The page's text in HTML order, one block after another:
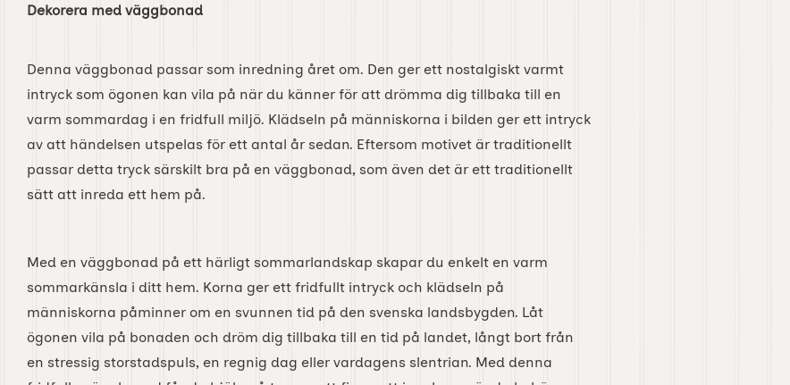
Dekorera med väggbonad
Denna väggbonad passar som inredning året om. Den ger ett nostalgiskt varmt
intryck som ögonen kan vila på när du känner för att drömma dig tillbaka till en
varm sommardag i en fridfull miljö. Klädseln på människorna i bilden ger ett intryck
av att händelsen utspelas för ett antal år sedan. Eftersom motivet är traditionellt
passar detta tryck särskilt bra på en väggbonad, som även det är ett traditionellt
sätt att inreda ett hem på.
Med en väggbonad på ett härligt sommarlandskap skapar du enkelt en varm
sommarkänsla i ditt hem. Korna ger ett fridfullt intryck och klädseln på
människorna påminner om en svunnen tid på den svenska landsbygden. Låt
ögonen vila på bonaden och dröm dig tillbaka till en tid på landet, långt bort från
en stressig storstadspuls, en regnig dag eller vardagens slentrian. Med denna